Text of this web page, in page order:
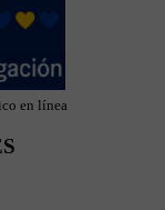
en línea